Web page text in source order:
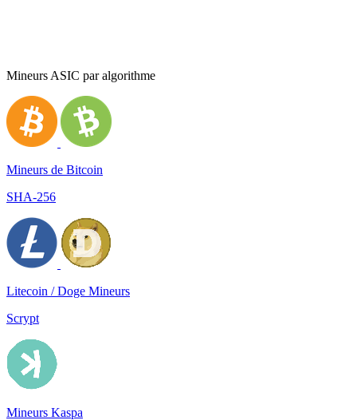
Mineurs ASIC par algorithme
Mineurs de Bitcoin
SHA-256
Litecoin / Doge Mineurs
Scrypt
Mineurs Kaspa